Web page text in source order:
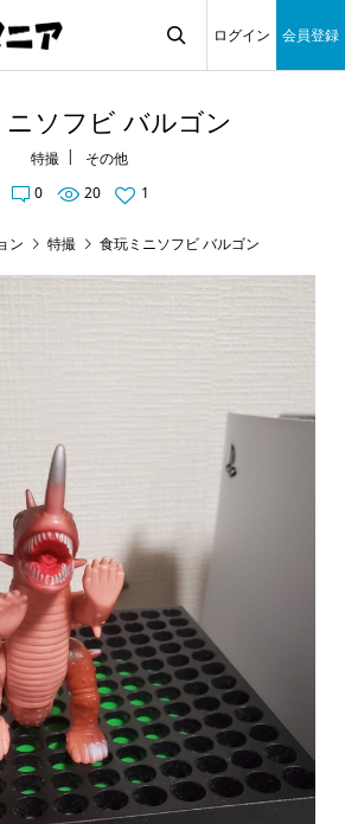
ログイン 会員登録
ソフビ バルゴン
特撮
その他
0
20 1
ン 特撮 食玩ミニソフビ バルゴン